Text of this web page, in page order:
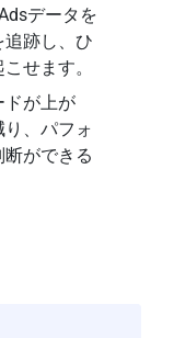
データを
跡し、ひ
せます。
ドが上が
、パフォ
ができる